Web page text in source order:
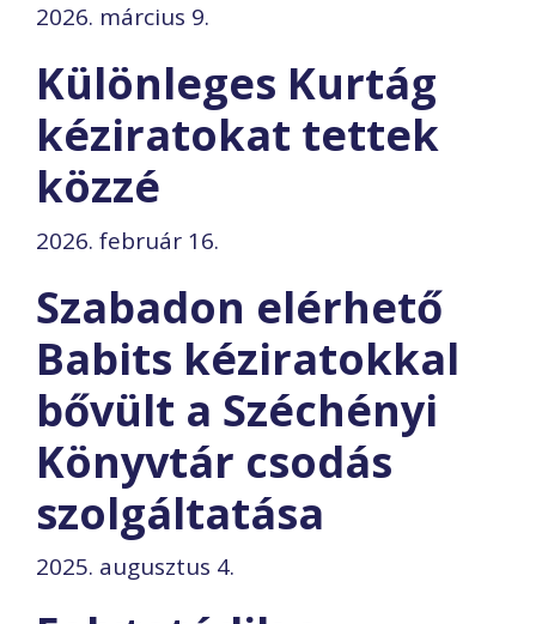
2026. március 9.
Különleges Kurtág
kéziratokat tettek
közzé
2026. február 16.
Szabadon elérhető
Babits kéziratokkal
bővült a Széchényi
Könyvtár csodás
szolgáltatása
2025. augusztus 4.